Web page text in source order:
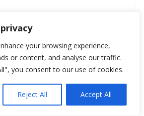
your browsing experience,
or content, and analyse our traffic.
you consent to our use of cookies.
Reject All Accept All
Hablemos